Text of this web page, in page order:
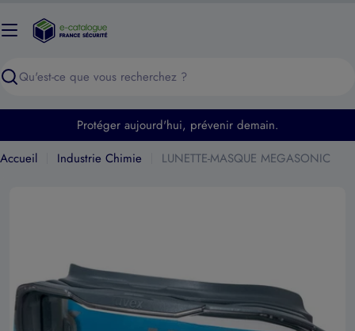
au
Recherche
Protéger aujourd'hui, prévenir demain.
Accueil
Industrie Chimie LUNETTE-MASQUE MEGASONIC